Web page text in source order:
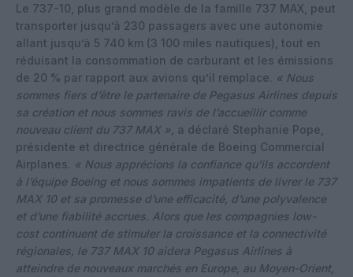
Le 737-10, plus grand modèle de la famille 737 MAX, peut
transporter jusqu’à 230 passagers avec une autonomie
allant jusqu’à 5 740 km (3 100 miles nautiques), tout en
réduisant la consommation de carburant et les émissions
de 20 % par rapport aux avions qu’il remplace. « Nous
sommes fiers d’être le partenaire de Pegasus Airlines depuis
sa création et nous sommes ravis de l’accueillir comme
nouveau client du 737 MAX », a déclaré Stephanie Pope,
présidente et directrice générale de Boeing Commercial
Airplanes. « Nous apprécions la confiance qu’ils accordent
à l’équipe Boeing et nous sommes impatients de livrer le 737
MAX 10 et sa promesse d’une efficacité, d’une polyvalence
et d’une fiabilité accrues. Alors que les compagnies low-
cost continuent de stimuler la croissance et la connectivité
régionales, le 737 MAX 10 aidera Pegasus Airlines à
atteindre de nouveaux marchés en Europe, au Moyen-Orient,